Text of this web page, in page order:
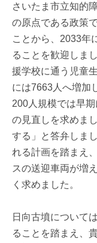
さいたま市立知的
の原点である政策
ことから、2033年
ることを歓迎しま
援学校に通う児童
には7663人へ増加
200人規模では早
の見直しを求めま
する」と答弁しま
れる計画を踏まえ
スの送迎車両が増
く求めました。
日向古墳について
ることを踏まえ、